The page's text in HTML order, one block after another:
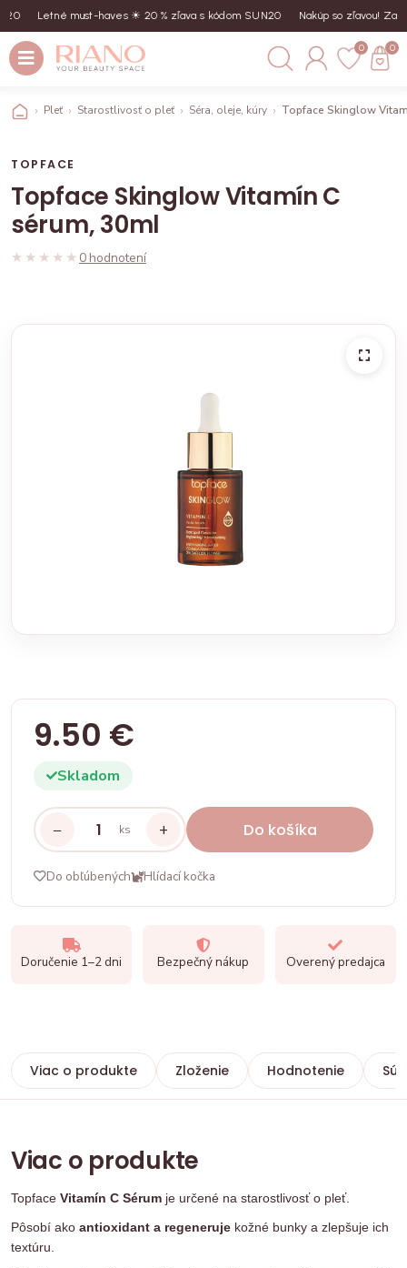
Letné must-haves ☀︎ 20 % zľava s kódom SUN20 Nakúp so zľavou! Zadaj
0 0
Pleť Starostlivosť o pleť Séra, oleje, kúry Topface Skinglow
TOPFACE
Topface Skinglow Vitamín C
sérum, 30ml
★★★★★
★★★★★ 0 hodnotení
9.50 €
Skladom
− ks + Do košíka
Do obľúbených Hlídací kočka
Doručenie 1–2 dni Bezpečný nákup Overený predajca
Viac o produkte Zloženie Hodnotenie
Viac o produkte
Topface Vitamín C Sérum je určené na starostlivosť o pleť.
Pôsobí ako antioxidant a regeneruje kožné bunky a zlepšuje ich
textúru.